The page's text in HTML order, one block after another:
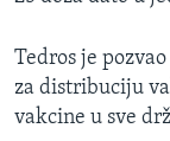
Tedros je
za distribuciju
vakcine u sve